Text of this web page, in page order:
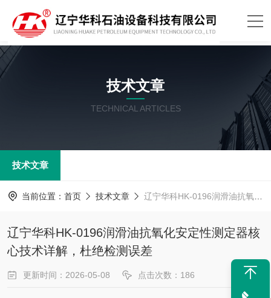
技术文章
TECHNICAL ARTICLES
技术文章
当前位置： 首页 技术文章 辽宁华科HK-0196润滑油抗氧化安定性测定器核心技术详解，杜绝检测误差
辽宁华科HK-0196润滑油抗氧化安定性测定器核
心技术详解，杜绝检测误差
更新时间：2026-05-08 点击次数：186